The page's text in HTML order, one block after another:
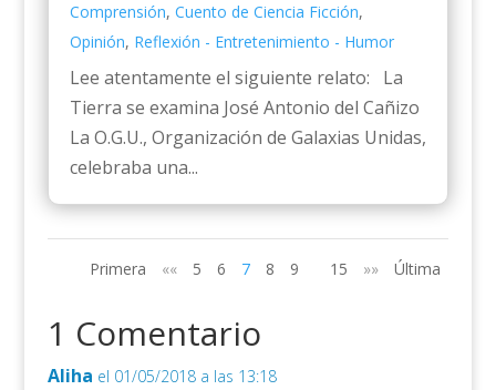
Comprensión, Cuento de Ciencia Ficción,
Opinión, Reflexión - Entretenimiento - Humor
Lee atentamente el siguiente relato: La
Tierra se examina José Antonio del Cañizo
La O.G.U., Organización de Galaxias Unidas,
celebraba una...
Primera «« 5 6 7 8 9 15 »» Última
1 Comentario
Aliha el 01/05/2018 a las 13:18